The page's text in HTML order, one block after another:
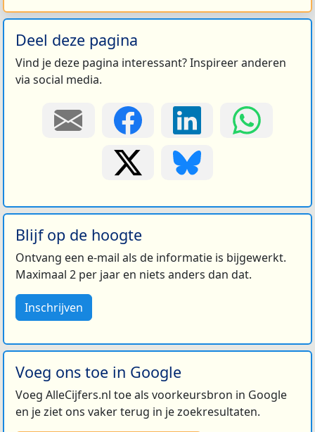
Deel deze pagina
Vind je deze pagina interessant? Inspireer anderen
via social media.
Blijf op de hoogte
Ontvang een e-mail als de informatie is bijgewerkt.
Maximaal 2 per jaar en niets anders dan dat.
Inschrijven
Voeg ons toe in Google
Voeg AlleCijfers.nl toe als voorkeursbron in Google
en je ziet ons vaker terug in je zoekresultaten.